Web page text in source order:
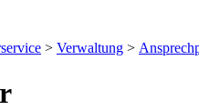
> Verwaltung >